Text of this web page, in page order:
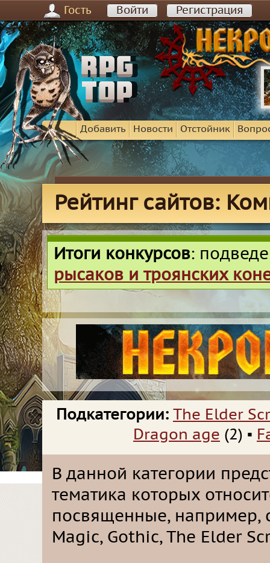
Гость Войти Регистрация
Добавить Новости Отстойник
Рейтинг сайтов:
Итоги конкурсов:
рысаков и троянских
Подкатегории: The Elder
Dragon age (2) ▪
В данной категории
тематика которых
посвященные, например,
Magic, Gothic, The Elder